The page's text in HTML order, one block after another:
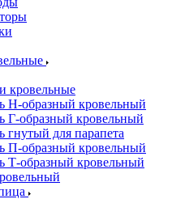
кровельные
H-образный кровельный
Г-образный кровельный
гнутый для парапета
П-образный кровельный
Т-образный кровельный